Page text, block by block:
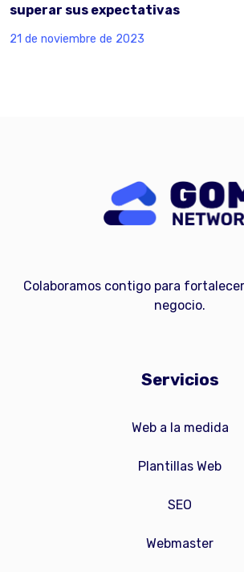
superar sus expectativas
21 de noviembre de 2023
Colaboramos contigo para
negocio.
Servicios
Web a la medida
Plantillas Web
SEO
Webmaster